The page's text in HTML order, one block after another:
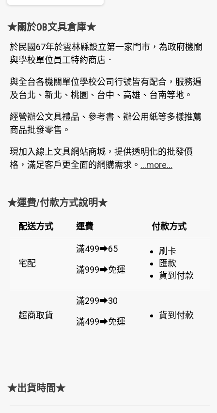
★關於OB文具倉庫★
於民國67年於雲林縣設立第一家門市，為政府機關
與學校單位員工特約商店．
與全台各機關單位學校公司行號皆有配合，服務遍
及台北、新北、桃園、台中、高雄、台南等地。
經營辦公文具禮品、參考書、辦公用紙等多樣推薦
商品批發零售。
現加入線上文具網站商城，提供透明化的批發價
格，滿足客戶更全面的網購需求。 ...more...
★運費/付款方式說明★
配送方式 運費 付款方式
宅配
滿499➡65
滿999➡免運
刷卡
匯款
貨到付款
超商取貨
滿299➡30
滿499➡免運
貨到付款
★出貨時間★